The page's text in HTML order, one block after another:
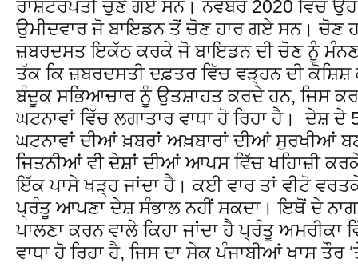
ਰਾਸ਼ਟਰਪਤੀ ਚੁਣੇ ਗਏ ਸਨ। ਨਵੰਬਰ 2020 ਵਿੱਚ
ਉਮੀਦਵਾਰ ਜੋ ਬਾਇਡਨ ਤੋਂ ਚੋਣ ਹਾਰ ਗਏ ਸਨ। ਚੋਣ
ਜ਼ਬਰਦਸਤ ਇਕੱਠ ਕਰਕੇ ਜੋ ਬਾਇਡਨ ਦੀ ਚੋਣ ਨੂੰ
ਤੱਕ ਕਿ ਜ਼ਬਰਦਸਤੀ ਦਫ਼ਤਰ ਵਿੱਚ ਵੜ੍ਹਨ ਦੀ ਕੋਸ਼ਿਸ਼
ਬੰਦੂਕ ਸਭਿਆਚਾਰ ਨੂੰ ਉਤਸ਼ਾਹਤ ਕਰਦੇ ਹਨ, ਜਿਸ
ਘਟਨਾਵਾਂ ਵਿੱਚ ਲਗਾਤਾਰ ਵਾਧਾ ਹੋ ਰਿਹਾ ਹੈ। ਦੇਸ਼ ਦੇ
ਘਟਨਾਵਾਂ ਦੀਆਂ ਖ਼ਬਰਾਂ ਅਖ਼ਬਾਰਾਂ ਦੀਆਂ ਸੁਰਖੀਆਂ
ਜਿਤਨੀਆਂ ਵੀ ਦੇਸ਼ਾਂ ਦੀਆਂ ਆਪਸ ਵਿੱਚ ਖਹਿਾਜ਼ੀ
ਇੱਕ ਪਾਸੇ ਖੜ੍ਹ ਜਾਂਦਾ ਹੈ। ਕਈ ਵਾਰ ਤਾਂ ਵੀਟੋ
ਪ੍ਰੰਤੂ ਆਪਣਾ ਦੇਸ਼ ਸੰਭਾਲ ਨਹੀਂ ਸਕਦਾ। ਇਥੋਂ ਦੇ
ਪਾਲਣਾ ਕਰਨ ਵਾਲੇ ਕਿਹਾ ਜਾਂਦਾ ਹੈ ਪ੍ਰੰਤੂ ਅਮਰੀਕਾ
ਵਾਧਾ ਹੋ ਰਿਹਾ ਹੈ, ਜਿਸ ਦਾ ਸੇਕ ਪੰਜਾਬੀਆਂ ਖਾਸ ਤੌਰ